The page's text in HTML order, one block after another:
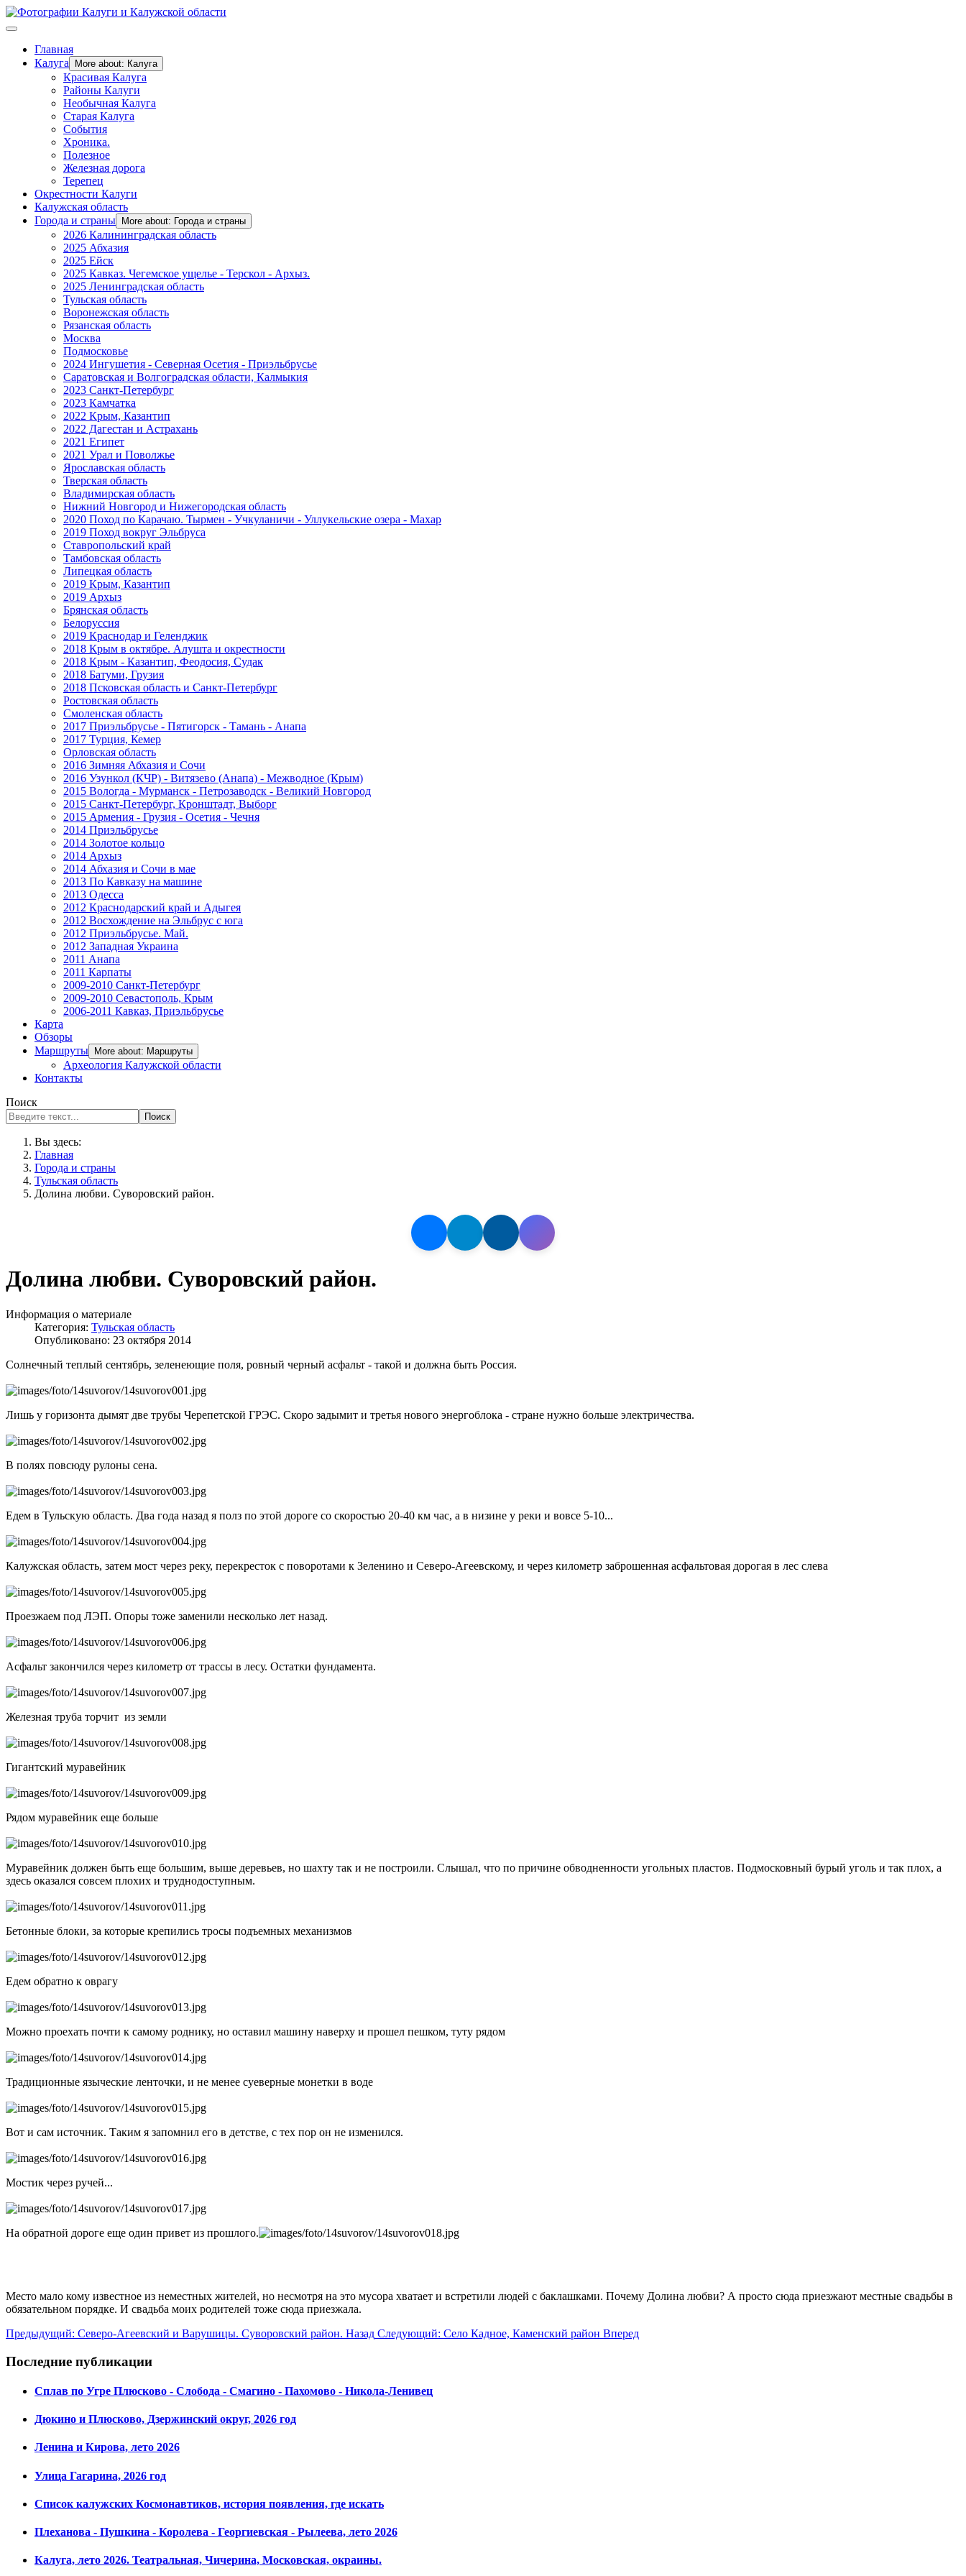
Главная
Калуга
More about: Калуга
Красивая Калуга
Районы Калуги
Необычная Калуга
Старая Калуга
События
Хроника.
Полезное
Железная дорога
Терепец
Окрестности Калуги
Калужская область
Города и страны
More about: Города и страны
2026 Калининградская область
2025 Абхазия
2025 Ейск
2025 Кавказ. Чегемское ущелье - Терскол - Архыз.
2025 Ленинградская область
Тульская область
Воронежская область
Рязанская область
Москва
Подмосковье
2024 Ингушетия - Северная Осетия - Приэльбрусье
Саратовская и Волгоградская области, Калмыкия
2023 Санкт-Петербург
2023 Камчатка
2022 Крым, Казантип
2022 Дагестан и Астрахань
2021 Египет
2021 Урал и Поволжье
Ярославская область
Тверская область
Владимирская область
Нижний Новгород и Нижегородская область
2020 Поход по Карачаю. Тырмен - Учкуланичи - Уллукельские озера - Махар
2019 Поход вокруг Эльбруса
Ставропольский край
Тамбовская область
Липецкая область
2019 Крым, Казантип
2019 Архыз
Брянская область
Белоруссия
2019 Краснодар и Геленджик
2018 Крым в октябре. Алушта и окрестности
2018 Крым - Казантип, Феодосия, Судак
2018 Батуми, Грузия
2018 Псковская область и Санкт-Петербург
Ростовская область
Смоленская область
2017 Приэльбрусье - Пятигорск - Тамань - Анапа
2017 Турция, Кемер
Орловская область
2016 Зимняя Абхазия и Сочи
2016 Узункол (КЧР) - Витязево (Анапа) - Межводное (Крым)
2015 Вологда - Мурманск - Петрозаводск - Великий Новгород
2015 Санкт-Петербург, Кронштадт, Выборг
2015 Армения - Грузия - Осетия - Чечня
2014 Приэльбрусье
2014 Золотое кольцо
2014 Архыз
2014 Абхазия и Сочи в мае
2013 По Кавказу на машине
2013 Одесса
2012 Краснодарский край и Адыгея
2012 Восхождение на Эльбрус с юга
2012 Приэльбрусье. Май.
2012 Западная Украина
2011 Анапа
2011 Карпаты
2009-2010 Санкт-Петербург
2009-2010 Севастополь, Крым
2006-2011 Кавказ, Приэльбрусье
Карта
Обзоры
Маршруты
More about: Маршруты
Археология Калужской области
Контакты
Поиск
Поиск
Вы здесь:
Главная
Города и страны
Тульская область
Долина любви. Суворовский район.
Долина любви. Суворовский район.
Информация о материале
Категория: Тульская область
Опубликовано: 23 октября 2014
Солнечный теплый сентябрь, зеленеющие поля, ровный черный асфальт - такой и должна быть Россия.
Лишь у горизонта дымят две трубы Черепетской ГРЭС. Скоро задымит и третья нового энергоблока - стране нужно больше электричества.
В полях повсюду рулоны сена.
Едем в Тульскую область. Два года назад я полз по этой дороге со скоростью 20-40 км час, а в низине у реки и вовсе 5-10...
Калужская область, затем мост через реку, перекресток с поворотами к Зеленино и Северо-Агеевскому, и через километр заброшенная асфальтовая дорогая в лес слева
Проезжаем под ЛЭП. Опоры тоже заменили несколько лет назад.
Асфальт закончился через километр от трассы в лесу. Остатки фундамента.
Железная труба торчит из земли
Гигантский муравейник
Рядом муравейник еще больше
Муравейник должен быть еще большим, выше деревьев, но шахту так и не построили. Слышал, что по причине обводненности угольных пластов. Подмосковный бурый уголь и так плох, а
здесь оказался совсем плохих и труднодоступным.
Бетонные блоки, за которые крепились тросы подъемных механизмов
Едем обратно к оврагу
Можно проехать почти к самому роднику, но оставил машину наверху и прошел пешком, туту рядом
Традиционные языческие ленточки, и не менее суеверные монетки в воде
Вот и сам источник. Таким я запомнил его в детстве, с тех пор он не изменился.
Мостик через ручей...
На обратной дороге еще один привет из прошлого.
Место мало кому известное из неместных жителей, но несмотря на это мусора хватает и встретили людей с баклашками. Почему Долина любви? А просто сюда приезжают местные свадьбы в
обязательном порядке. И свадьба моих родителей тоже сюда приезжала.
Предыдущий: Северо-Агеевский и Варушицы. Суворовский район. Назад Следующий: Село Кадное, Каменский район Вперед
Последние публикации
Сплав по Угре Плюсково - Слобода - Смагино - Пахомово - Никола-Ленивец
Дюкино и Плюсково, Дзержинский округ, 2026 год
Ленина и Кирова, лето 2026
Улица Гагарина, 2026 год
Список калужских Космонавтиков, история появления, где искать
Плеханова - Пушкина - Королева - Георгиевская - Рылеева, лето 2026
Калуга, лето 2026. Театральная, Чичерина, Московская, окраины.